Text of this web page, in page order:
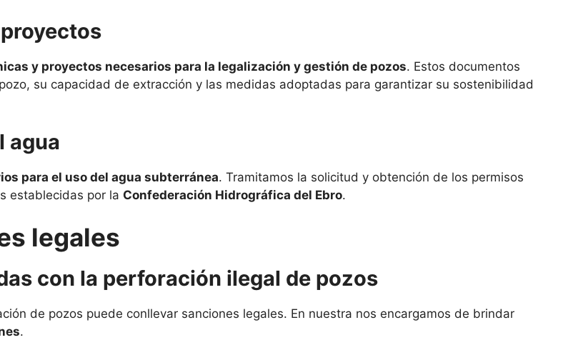
y proyectos necesarios para la legalización y gestión de pozos. Estos documentos
su capacidad de extracción y las medidas adoptadas para garantizar su sostenibilidad
agua
para el uso del agua subterránea. Tramitamos la solicitud y obtención de los permisos
establecidas por la Confederación Hidrográfica del Ebro.
legales
con la perforación ilegal de pozos
de pozos puede conllevar sanciones legales. En nuestra nos encargamos de brindar
.